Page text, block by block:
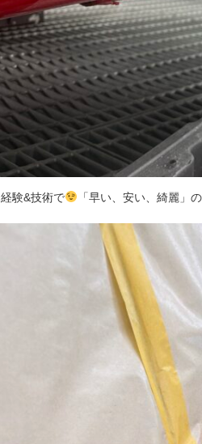
験&技術で 「早い、安い、綺麗」